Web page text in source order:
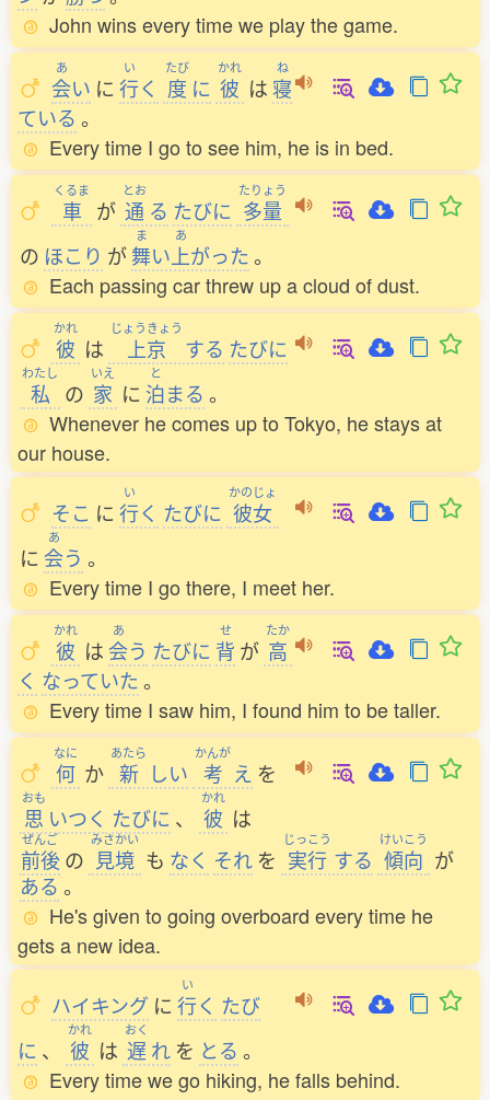
John wins every time we play the game.
あ
会い に
い
行く
たび
度 に
かれ
彼 は
ね
寝
ている 。
Every time I go to see him, he is in bed.
くるま
車 が
とお
通 る たびに
たりょう
多量
の ほこり が
ま
舞い
あ
上がった。
Each passing car threw up a cloud of dust.
かれ
彼 は
じょうきょう
上京 する たびに
わたし
私 の
いえ
家 に
と
泊まる 。
Whenever he comes up to Tokyo, he stays at
our house.
そこ に
い
行く たびに
かのじょ
彼女
に
あ
会う 。
Every time I go there, I meet her.
かれ
彼 は
あ
会う たびに
せ
背 が
たか
高
く なっていた。
Every time I saw him, I found him to be taller.
なに
何 か
あたら
新 しい
かんが
考 え を
おも
思 いつく たびに 、
かれ
彼 は
ぜんご
前後 の
みさかい
見境 も なく それ を
じっこう
実行 する
けいこう
傾向 が
ある 。
He's given to going overboard every time he
gets a new idea.
ハイキング に
い
行く たび
に 、
かれ
彼 は
おく
遅 れ を とる 。
Every time we go hiking, he falls behind.